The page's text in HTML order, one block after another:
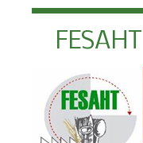
FESAHT